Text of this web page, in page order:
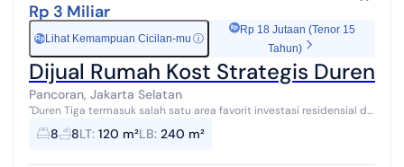
Rp 3 Miliar
Rp Lihat Kemampuan Cicilan-mu ⓘ
Rp 18 Jutaan (Tenor 15
Tahun)
Dijual Rumah Kost Strategis Duren
Pancoran, Jakarta Selatan
"Duren Tiga termasuk salah satu area favorit investasi residensial di
Jakarta Selatan karena lokasinya berada di antara koridor bisnis
Pancoran-Kal...
8 8LT: 120 m²LB: 240 m²